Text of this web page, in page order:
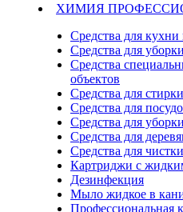
ХИМИЯ
Средства для
Средства для
Средства
объектов
Средства для
Средства для
Средства для
Средства для
Средства для
Картриджи с
Дезинфекция
Мыло жидкое в
Профессиональная